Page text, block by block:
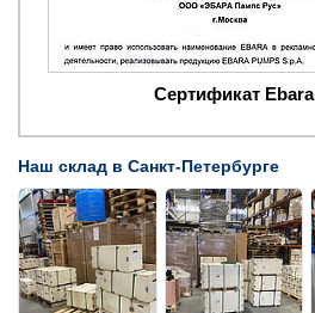
Сертификат Ebara
Наш склад в Санкт-Петербурге